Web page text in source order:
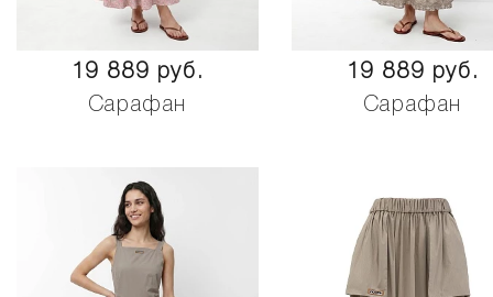
19 889 руб.
Сарафан
19 889 руб.
Сарафан